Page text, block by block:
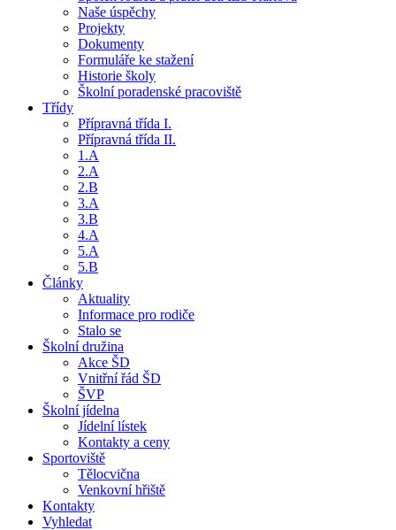
Naše úspěchy
Projekty
Dokumenty
Formuláře ke stažení
Historie školy
Školní poradenské pracoviště
Třídy
Přípravná třída I.
Přípravná třída II.
1.A
2.A
2.B
3.A
3.B
4.A
5.A
5.B
Články
Aktuality
Informace pro rodiče
Stalo se
Školní družina
Akce ŠD
Vnitřní řád ŠD
ŠVP
Školní jídelna
Jídelní lístek
Kontakty a ceny
Sportoviště
Tělocvična
Venkovní hřiště
Kontakty
Vyhledat